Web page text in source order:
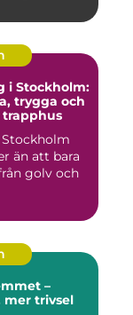
i Stockholm:
trygga och
än att bara
golv och
–
mer trivsel